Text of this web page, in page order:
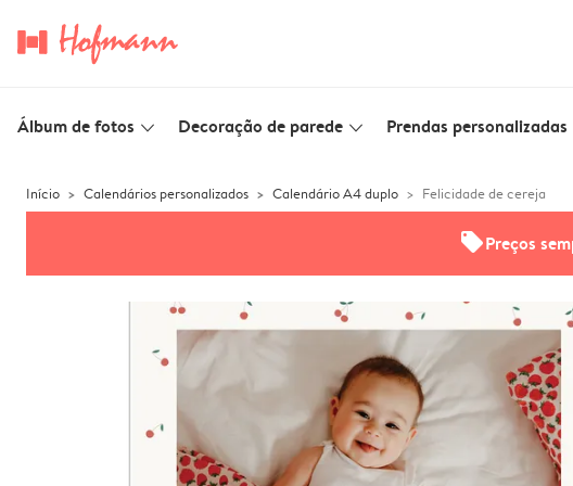
Álbum de fotos slim_arrow_down Decoração de parede slim_arrow_down Prendas personalizadas
Início Calendários personalizados Calendário A4 duplo Felicidade de cereja
offersPreços